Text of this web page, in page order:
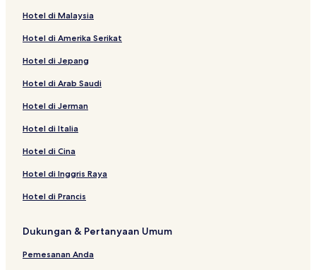
Hotel di Malaysia
Hotel di Amerika Serikat
Hotel di Jepang
Hotel di Arab Saudi
Hotel di Jerman
Hotel di Italia
Hotel di Cina
Hotel di Inggris Raya
Hotel di Prancis
Dukungan & Pertanyaan Umum
Pemesanan Anda